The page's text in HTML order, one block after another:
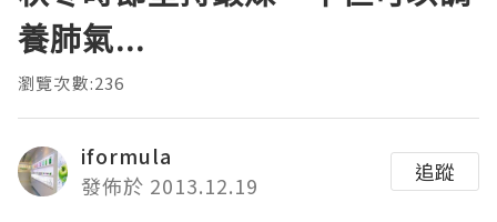
養肺氣...
瀏覽次數:236
iformula
發佈於 2013.12.19
追蹤